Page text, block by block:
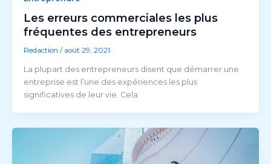
Les erreurs commerciales les plus
fréquentes des entrepreneurs
Redaction / août 29, 2021
La plupart des entrepreneurs disent que démarrer une
entreprise est l’une des expériences les plus
significatives de leur vie. Cela